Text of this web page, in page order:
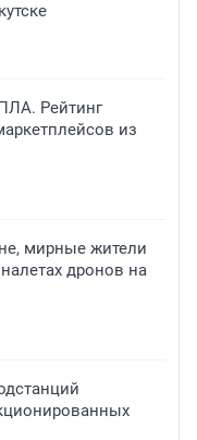
Рейтинг
из
мирные жители
дронов на